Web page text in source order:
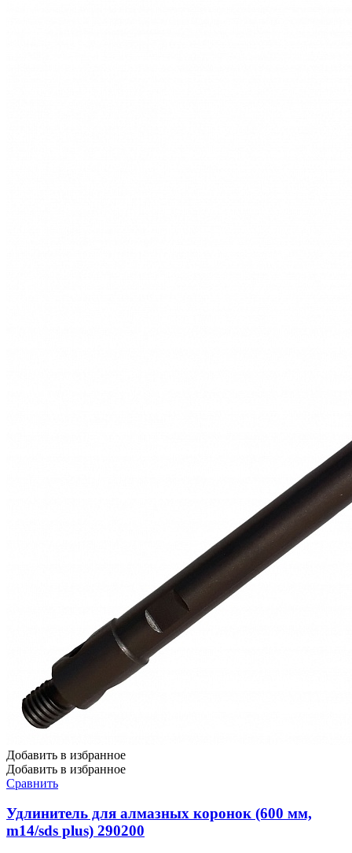
Добавить в избранное
Добавить в избранное
Сравнить
Удлинитель для алмазных коронок (600 мм,
m14/sds plus) 290200